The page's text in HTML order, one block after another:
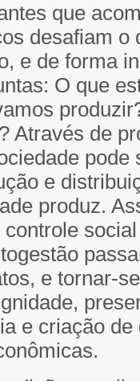
que
desafiam o
e de forma
O que
Através de
pode
e
produz.
e tornar-
e criação de